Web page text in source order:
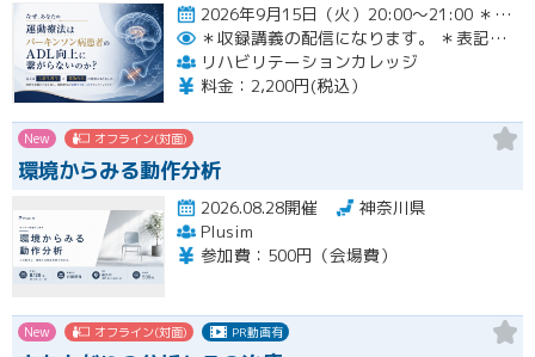
2026年9月15日（火）20:00〜21:00 ＊収録講義の配信になります。 ＊表記された日時に限定して…開催
＊収録講義の配信になります。
＊表記された日時に限定して配信します。
リハビリテーションカレッジ
料金：2,200円(税込）
New オフライン(対面)
環境からみる動作分析
2026.08.28開催
神奈川県
Plusim
参加費：500円（会場費）
New オフライン(対面) PR動画有